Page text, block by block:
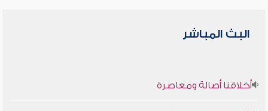
البث المباشر
أخلاقنا أصالة ومعاصرة